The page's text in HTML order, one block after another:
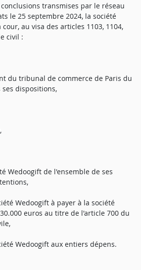
transmises par le réseau
le 25 septembre 2024, la société
au visa des articles 1103, 1104,
civil :
du tribunal de commerce de Paris du
ses dispositions,
Wedoogift de l'ensemble de ses
Wedoogift à payer à la société
euros au titre de l'article 700 du
Wedoogift aux entiers dépens.